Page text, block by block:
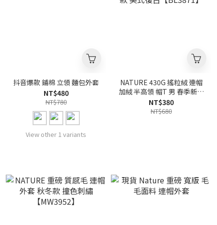
抖音爆款 鋪棉 立領 麵包外套
NT$480
NT$780
View other 1 variants
NATURE 430G 搖粒絨 連帽
加絨 半高領 帽T 男 春季新款
美式復古【BL3871】
NT$380
NT$680